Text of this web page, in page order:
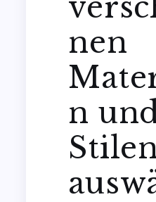
nen
n